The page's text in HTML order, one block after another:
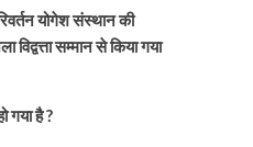
योगेश संस्थान की
विद्वत्ता सम्मान से किया गया
गया है ?